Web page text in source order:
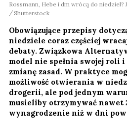
Rossmann, Hebe i dm wrócą do
Shutterstock
Obowiązujące przepisy
niedziele coraz częściej
debaty. Związkowa
model nie spełnia swojej roli
zmianę zasad. W praktyce
możliwość otwierania w
drogerii, ale pod jednym
musieliby otrzymywać nawet
wynagrodzenie niż w dni